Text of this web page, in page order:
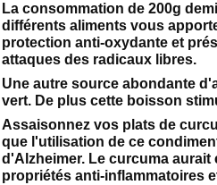
La consommation de 200g
différents aliments vous
protection anti-oxydante et
attaques des radicaux libres.
Une autre source abondante
vert. De plus cette boisson
Assaisonnez vos plats de
que l'utilisation de ce
d'Alzheimer. Le curcuma aurait
propriétés anti-inflammatoires